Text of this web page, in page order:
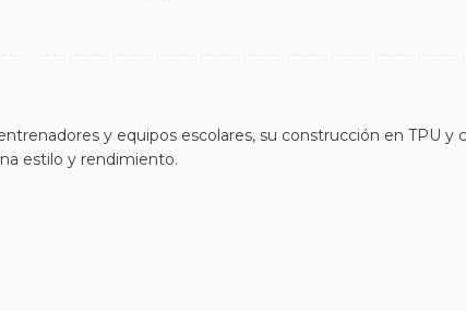
y equipos escolares, su construcción en TPU y
estilo y rendimiento.